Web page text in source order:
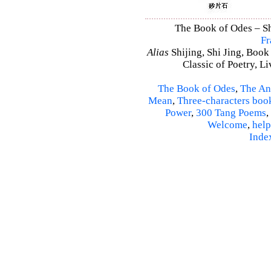
The Book of Odes –
Alias Shijing, Shi Jing,
Classic of Poetry,
The Book of Odes, The
Mean, Three-characters
Power, 300 Tang Poems,
Welcome, help